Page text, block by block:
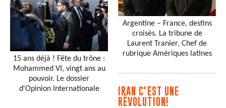
15 ans déjà ! Fête du trône :
Mohammed VI, vingt ans au
pouvoir. Le dossier
d'Opinion Internationale
Argentine – France, destins
croisés. La tribune de
Laurent Tranier, Chef de
rubrique Amériques latines
IRAN C'EST UNE
RÉVOLUTION!